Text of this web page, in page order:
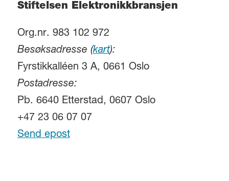
Stiftelsen Elektronikkbransjen
Org.nr. 983 102 972
Besøksadresse (kart):
Fyrstikkalléen 3 A, 0661 Oslo
Postadresse:
Pb. 6640 Etterstad, 0607 Oslo
+47 23 06 07 07
Send epost